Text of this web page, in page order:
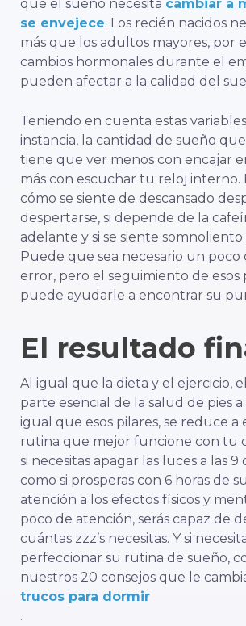
que el sueño necesita cambiar a
se envejece. Los recién nacidos
más que los adultos mayores, por
cambios hormonales durante el
pueden afectar a la calidad del
Teniendo en cuenta estas
instancia, la cantidad de sueño
tiene que ver menos con encajar
más con escuchar tu reloj interno.
cómo se siente de descansado
despertarse, si depende de la
adelante y si se siente
Puede que sea necesario un poco
error, pero el seguimiento de esos
puede ayudarle a encontrar su
El resultado
Al igual que la dieta y el ejercicio,
parte esencial de la salud de pies a
igual que esos pilares, se reduce a
rutina que mejor funcione con tu
si necesitas apagar las luces a las 9
como si prosperas con 6 horas de
atención a los efectos físicos y
poco de atención, serás capaz de
cuántas zzz’s necesitas. Y si
perfeccionar su rutina de sueño,
nuestros 20 consejos que le
trucos para dormir
.